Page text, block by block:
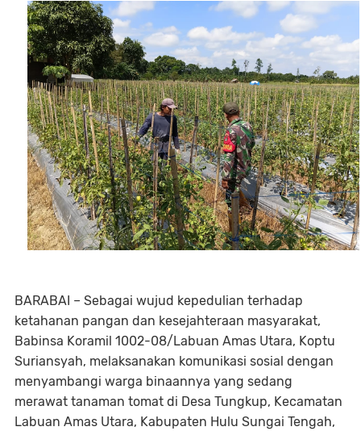
BARABAI – Sebagai wujud kepedulian terhadap
ketahanan pangan dan kesejahteraan masyarakat,
Babinsa Koramil 1002-08/Labuan Amas Utara, Koptu
Suriansyah, melaksanakan komunikasi sosial dengan
menyambangi warga binaannya yang sedang
merawat tanaman tomat di Desa Tungkup, Kecamatan
Labuan Amas Utara, Kabupaten Hulu Sungai Tengah,